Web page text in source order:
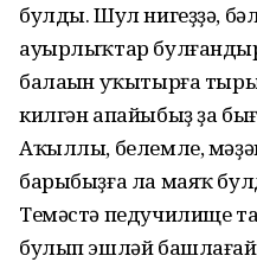
булды. Шул нигеҙҙә,
ауырлыҡтар
балаһын уҡытырға
килгән апайыбыҙ ҙа
Аҡыллы, белемле,
барыбыҙға ла маяҡ
Темәстә педучилище
булып эшләй